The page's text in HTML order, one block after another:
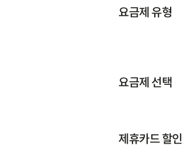
요금제 유형
요금제 선택
제휴카드 할인